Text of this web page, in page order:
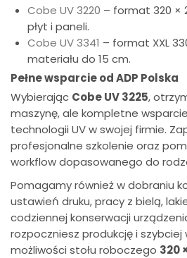
Cobe UV 3220 – format 320 ×
płyt i paneli.
Cobe UV 3341 – format XXL
materiału do 15 cm.
Pełne wsparcie od ADP Polska
Wybierając Cobe UV 3225,
maszynę, ale kompletne
technologii UV w swojej firmie.
profesjonalne szkolenie oraz
workflow dopasowanego do
Pomagamy również w dobraniu
ustawień druku, pracy z bielą,
codziennej konserwacji
rozpoczniesz produkcję i szybciej
możliwości stołu roboczego 320